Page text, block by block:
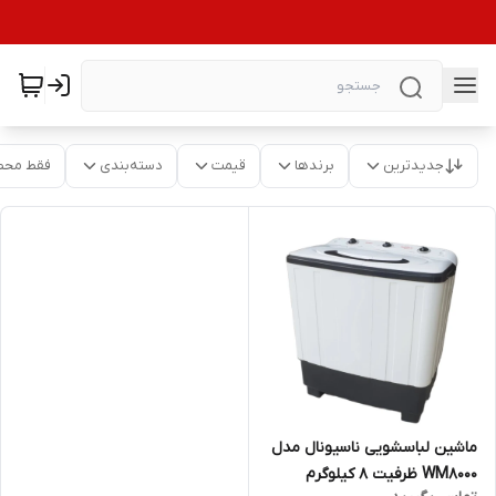
جدیدترین برندها قیمت دسته‌بندی فقط
ماشین لباسشویی ناسیونال مدل
WM8000 ظرفیت 8 کیلوگرم